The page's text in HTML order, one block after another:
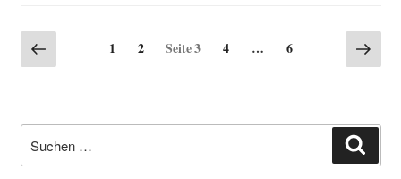
zum
grü­
gramm
2017
Seitennummerierung
der
Vorherige
Seite
Seite
1 Seite
2 Seite3 Seite
4 … Seite
6
Seite
nach: